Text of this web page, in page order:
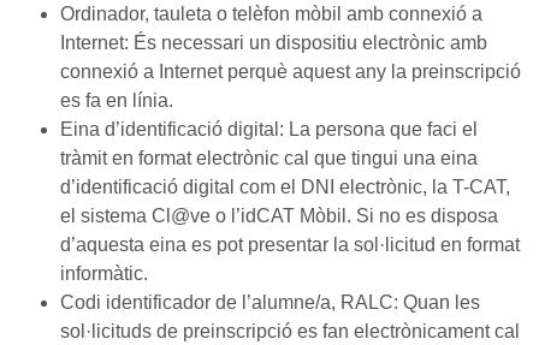
Ordinador, tauleta o telèfon mòbil amb connexió a
Internet: És necessari un dispositiu electrònic amb
connexió a Internet perquè aquest any la preinscripció
es fa en línia.
Eina d’identificació digital: La persona que faci el
tràmit en format electrònic cal que tingui una eina
d’identificació digital com el DNI electrònic, la T-CAT,
el sistema Cl@ve o l’idCAT Mòbil. Si no es disposa
d’aquesta eina es pot presentar la sol·licitud en format
informàtic.
Codi identificador de l’alumne/a, RALC: Quan les
sol·licituds de preinscripció es fan electrònicament cal